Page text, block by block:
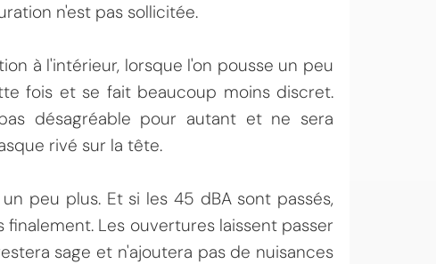
n'est pas sollicitée.
à l'intérieur, lorsque l'on pousse un peu
fois et se fait beaucoup moins discret.
désagréable pour autant et ne sera
rivé sur la tête.
peu plus. Et si les 45 dBA sont passés,
Les ouvertures laissent passer
sage et n'ajoutera pas de nuisances